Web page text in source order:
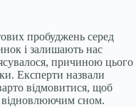
пробуджень серед
і залишають нас
причиною цього
Експерти назвали
відмовитися, щоб
відновлюючим сном.